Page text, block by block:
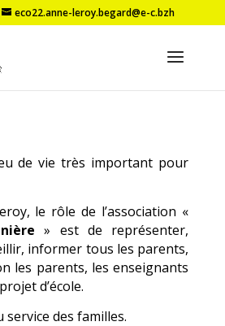
eco22.anne-leroy.begard@e-c.bzh
de vie très important pour
le rôle de l’association «
» est de représenter,
informer tous les parents,
les parents, les enseignants
d’école.
service des familles.